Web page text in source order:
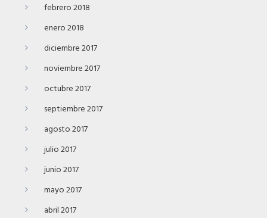
febrero 2018
enero 2018
diciembre 2017
noviembre 2017
octubre 2017
septiembre 2017
agosto 2017
julio 2017
junio 2017
mayo 2017
abril 2017